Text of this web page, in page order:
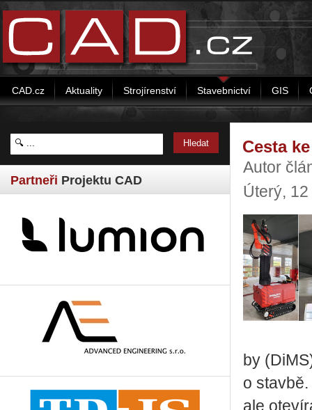
CAD.cz Aktuality Strojírenství Stavebnictví GIS
Partneři Projektu CAD
Cesta
Autor
Úterý,
by
o
ale